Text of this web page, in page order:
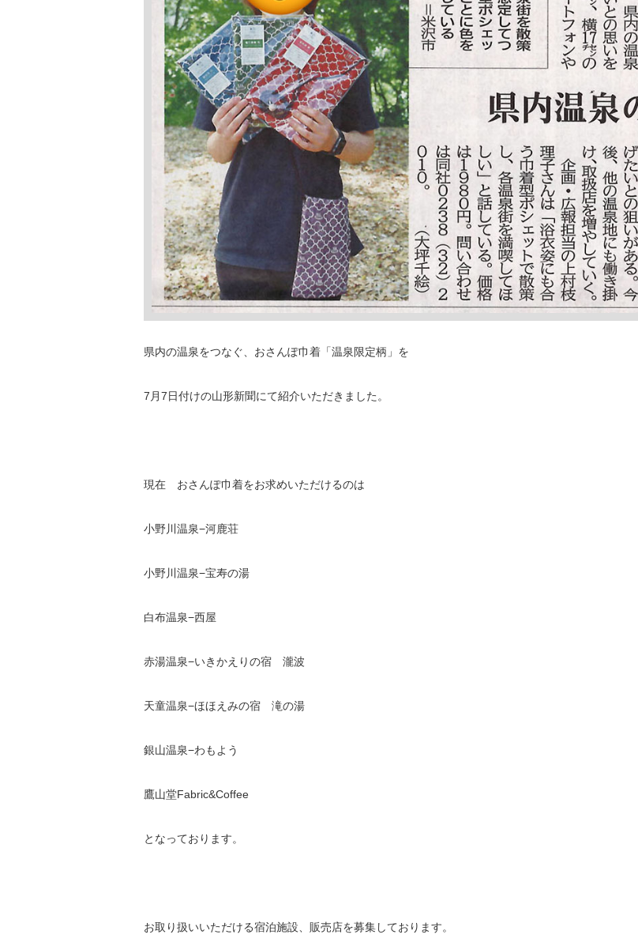
県内の温泉をつなぐ、おさんぽ巾着「温泉限定柄」を
7月7日付けの山形新聞にて紹介いただきました。
現在 おさんぽ巾着をお求めいただけるのは
小野川温泉−河鹿荘
小野川温泉−宝寿の湯
白布温泉−西屋
赤湯温泉−いきかえりの宿 瀧波
天童温泉−ほほえみの宿 滝の湯
銀山温泉−わもよう
鷹山堂Fabric&Coffee
となっております。
お取り扱いいただける宿泊施設、販売店を募集しております。